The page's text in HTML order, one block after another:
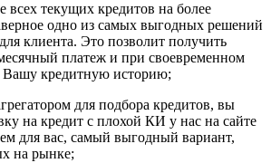
всех текущих кредитов на более
одно из самых выгодных решений
клиента. Это позволит получить
платеж и при своевременном
кредитную историю;
для подбора кредитов, вы
на кредит с плохой КИ у нас на сайте
для вас, самый выгодный вариант,
на рынке;